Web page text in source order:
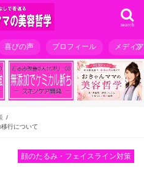
search
喜びの声 プロフィール メディ
行について
顔のたるみ・フェイスライン対策